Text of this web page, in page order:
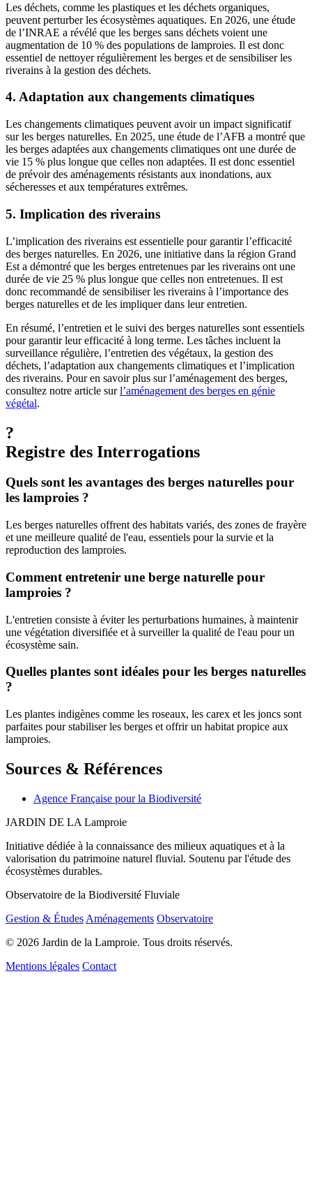
Les déchets, comme les plastiques et les déchets organiques,
peuvent perturber les écosystèmes aquatiques. En 2026, une étude
de l’INRAE a révélé que les berges sans déchets voient une
augmentation de 10 % des populations de lamproies. Il est donc
essentiel de nettoyer régulièrement les berges et de sensibiliser les
riverains à la gestion des déchets.
4. Adaptation aux changements climatiques
Les changements climatiques peuvent avoir un impact significatif
sur les berges naturelles. En 2025, une étude de l’AFB a montré que
les berges adaptées aux changements climatiques ont une durée de
vie 15 % plus longue que celles non adaptées. Il est donc essentiel
de prévoir des aménagements résistants aux inondations, aux
sécheresses et aux températures extrêmes.
5. Implication des riverains
L’implication des riverains est essentielle pour garantir l’efficacité
des berges naturelles. En 2026, une initiative dans la région Grand
Est a démontré que les berges entretenues par les riverains ont une
durée de vie 25 % plus longue que celles non entretenues. Il est
donc recommandé de sensibiliser les riverains à l’importance des
berges naturelles et de les impliquer dans leur entretien.
En résumé, l’entretien et le suivi des berges naturelles sont essentiels
pour garantir leur efficacité à long terme. Les tâches incluent la
surveillance régulière, l’entretien des végétaux, la gestion des
déchets, l’adaptation aux changements climatiques et l’implication
des riverains. Pour en savoir plus sur l’aménagement des berges,
consultez notre article surl’aménagement des berges en génie
végétal.
?
Registre des Interrogations
Quels sont les avantages des berges naturelles pour
les lamproies ?
Les berges naturelles offrent des habitats variés, des zones de frayère
et une meilleure qualité de l'eau, essentiels pour la survie et la
reproduction des lamproies.
Comment entretenir une berge naturelle pour
lamproies ?
L'entretien consiste à éviter les perturbations humaines, à maintenir
une végétation diversifiée et à surveiller la qualité de l'eau pour un
écosystème sain.
Quelles plantes sont idéales pour les berges naturelles
?
Les plantes indigènes comme les roseaux, les carex et les joncs sont
parfaites pour stabiliser les berges et offrir un habitat propice aux
lamproies.
Sources & Références
Agence Française pour la Biodiversité
JARDIN DE LA Lamproie
Initiative dédiée à la connaissance des milieux aquatiques et à la
valorisation du patrimoine naturel fluvial. Soutenu par l'étude des
écosystèmes durables.
Observatoire de la Biodiversité Fluviale
Gestion & Études Aménagements Observatoire
© 2026 Jardin de la Lamproie. Tous droits réservés.
Mentions légales Contact